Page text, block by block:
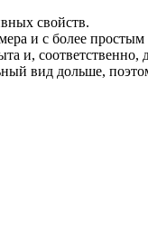
свойств.
и с более
и, соответственно,
вид дольше,